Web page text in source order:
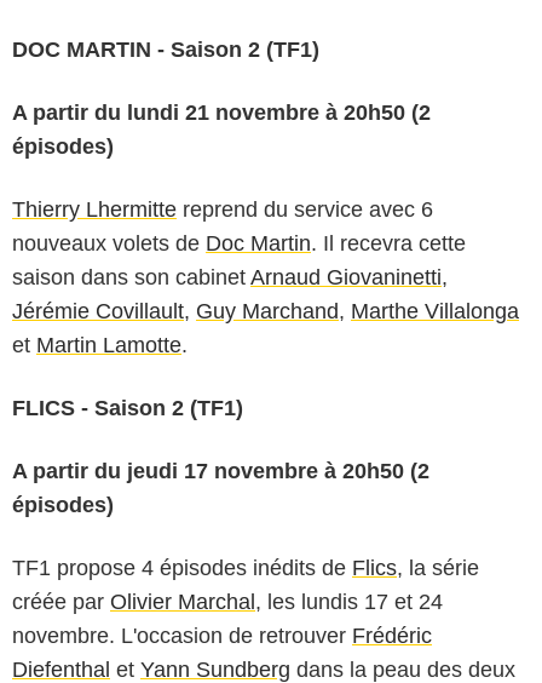
DOC MARTIN - Saison 2 (TF1)
A partir du lundi 21 novembre à 20h50 (2
épisodes)
Thierry Lhermitte reprend du service avec 6
nouveaux volets de Doc Martin. Il recevra cette
saison dans son cabinet Arnaud Giovaninetti,
Jérémie Covillault, Guy Marchand, Marthe Villalonga
et Martin Lamotte.
FLICS - Saison 2 (TF1)
A partir du jeudi 17 novembre à 20h50 (2
épisodes)
TF1 propose 4 épisodes inédits de Flics, la série
créée par Olivier Marchal, les lundis 17 et 24
novembre. L'occasion de retrouver Frédéric
Diefenthal et Yann Sundberg dans la peau des deux